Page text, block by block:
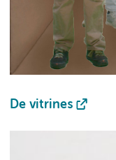
De vitrines